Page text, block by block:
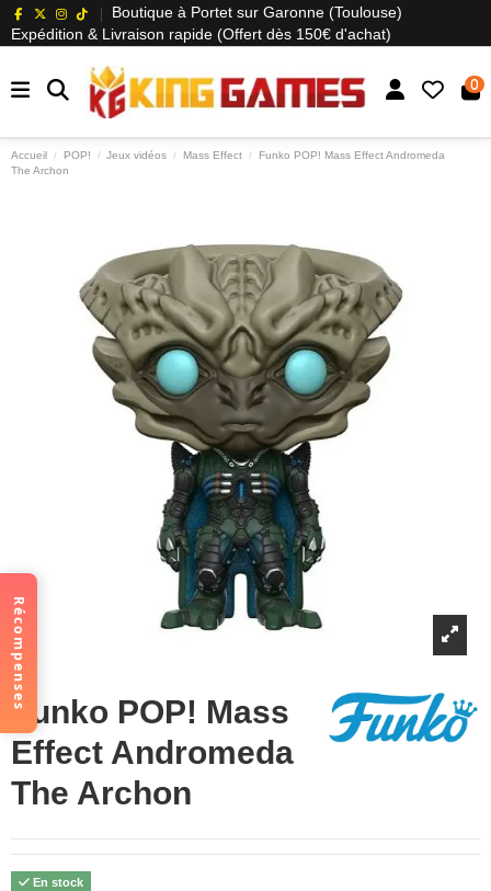
Boutique à Portet sur Garonne (Toulouse)
Expédition & Livraison rapide (Offert dès 150€ d'achat)
0
Accueil POP! Jeux vidéos Mass Effect
Funko POP! Mass Effect Andromeda
The Archon
Funko POP! Mass
Effect Andromeda
The Archon
En stock
Récompenses